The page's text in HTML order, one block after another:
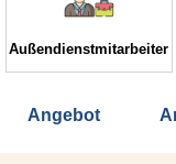
Außendienstmitarbeiter
Angebot